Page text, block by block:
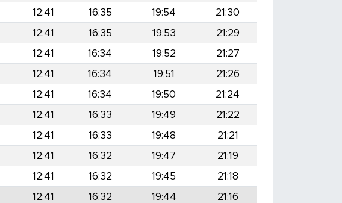
12:41 16:35 19:54
21:30
12:41 16:35 19:53
21:29
12:41 16:34 19:52
21:27
12:41 16:34 19:51
21:26
12:41 16:34 19:50
21:24
12:41 16:33 19:49
21:22
12:41 16:33 19:48
21:21
12:41 16:32 19:47
21:19
12:41 16:32 19:45
21:18
12:41 16:32 19:44
21:16